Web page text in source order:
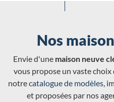
Nos
Envie d'une maison neuve
vous propose un vaste choix
notrecatalogue de modèles,
et proposées par nos